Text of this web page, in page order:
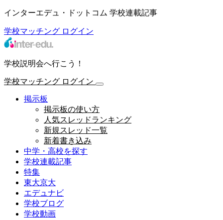
インターエデュ・ドットコム 学校連載記事
学校マッチング ログイン
学校説明会へ行こう！
学校マッチング ログイン
掲示板
掲示板の使い方
人気スレッドランキング
新規スレッド一覧
新着書き込み
中学・高校を探す
学校連載記事
特集
東大京大
エデュナビ
学校ブログ
学校動画